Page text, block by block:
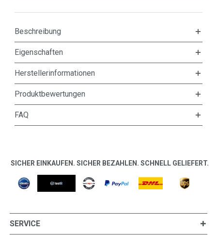
Beschreibung
Eigenschaften
Herstellerinformationen
Produktbewertungen
FAQ
SICHER EINKAUFEN. SICHER BEZAHLEN. SCHNELL GELIEFERT.
SERVICE